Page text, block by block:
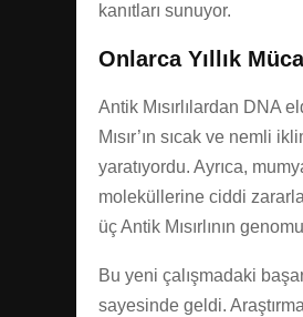
kanıtları sunuyor.
Onlarca Yıllık
Antik Mısırlılardan DNA
Mısır’ın sıcak ve nemli
yaratıyordu. Ayrıca,
moleküllerine ciddi
üç Antik Mısırlının
Bu yeni çalışmadaki
sayesinde geldi.